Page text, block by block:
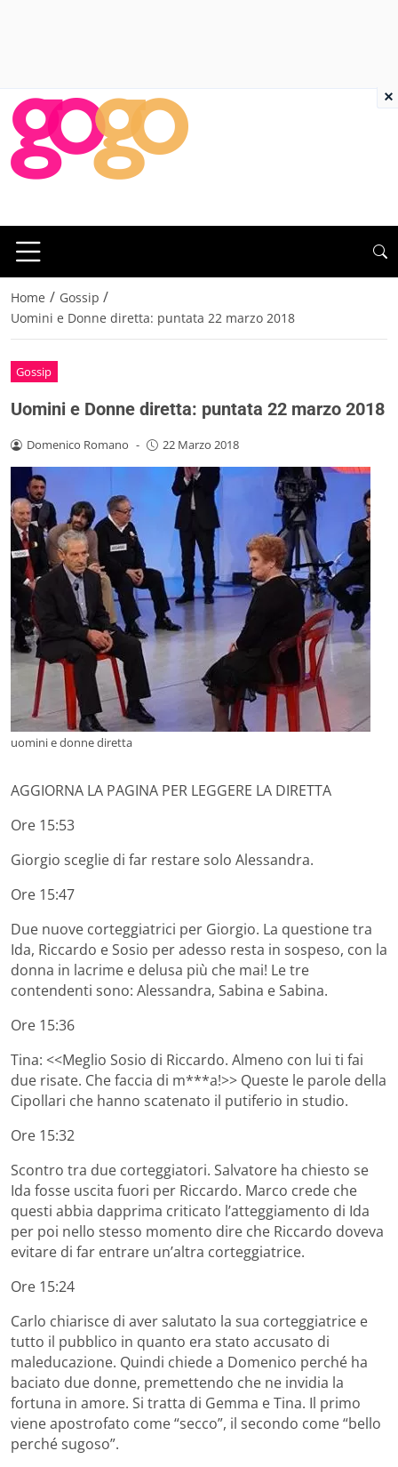
Home / Gossip /
Uomini e Donne diretta: puntata 22 marzo 2018
Gossip
Uomini e Donne diretta: puntata 22 marzo 2018
Domenico Romano - 22 Marzo 2018
uomini e donne diretta
AGGIORNA LA PAGINA PER LEGGERE LA DIRETTA
Ore 15:53
Giorgio sceglie di far restare solo Alessandra.
Ore 15:47
Due nuove corteggiatrici per Giorgio. La questione tra
Ida, Riccardo e Sosio per adesso resta in sospeso, con la
donna in lacrime e delusa più che mai! Le tre
contendenti sono: Alessandra, Sabina e Sabina.
Ore 15:36
Tina: <<Meglio Sosio di Riccardo. Almeno con lui ti fai
due risate. Che faccia di m***a!>> Queste le parole della
Cipollari che hanno scatenato il putiferio in studio.
Ore 15:32
Scontro tra due corteggiatori. Salvatore ha chiesto se
Ida fosse uscita fuori per Riccardo. Marco crede che
questi abbia dapprima criticato l’atteggiamento di Ida
per poi nello stesso momento dire che Riccardo doveva
evitare di far entrare un’altra corteggiatrice.
Ore 15:24
Carlo chiarisce di aver salutato la sua corteggiatrice e
tutto il pubblico in quanto era stato accusato di
maleducazione. Quindi chiede a Domenico perché ha
baciato due donne, premettendo che ne invidia la
fortuna in amore. Si tratta di Gemma e Tina. Il primo
viene apostrofato come “secco”, il secondo come “bello
perché sugoso”.
×